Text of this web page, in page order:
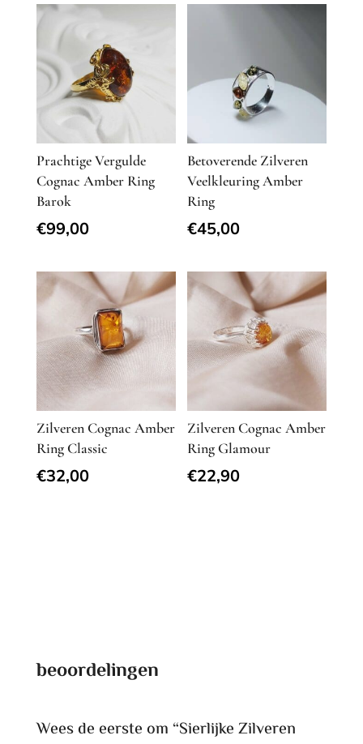
Prachtige Vergulde
Cognac Amber Ring
Barok
€99,00
Betoverende Zilveren
Veelkleuring Amber
Ring
€45,00
Zilveren Cognac Amber
Ring Classic
€32,00
Zilveren Cognac Amber
Ring Glamour
€22,90
beoordelingen
Wees de eerste om “Sierlijke Zilveren